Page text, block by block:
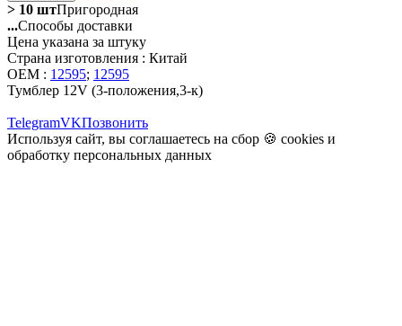
> 10 штПригородная
...Способы доставки
Цена указана за штуку
Страна изготовления : Китай
OEM : 12595; 12595
Тумблер 12V (3-положения,3-к)
TelegramVKПозвонить
Используя сайт, вы соглашаетесь на сбор 🍪 cookies и
обработку персональных данных